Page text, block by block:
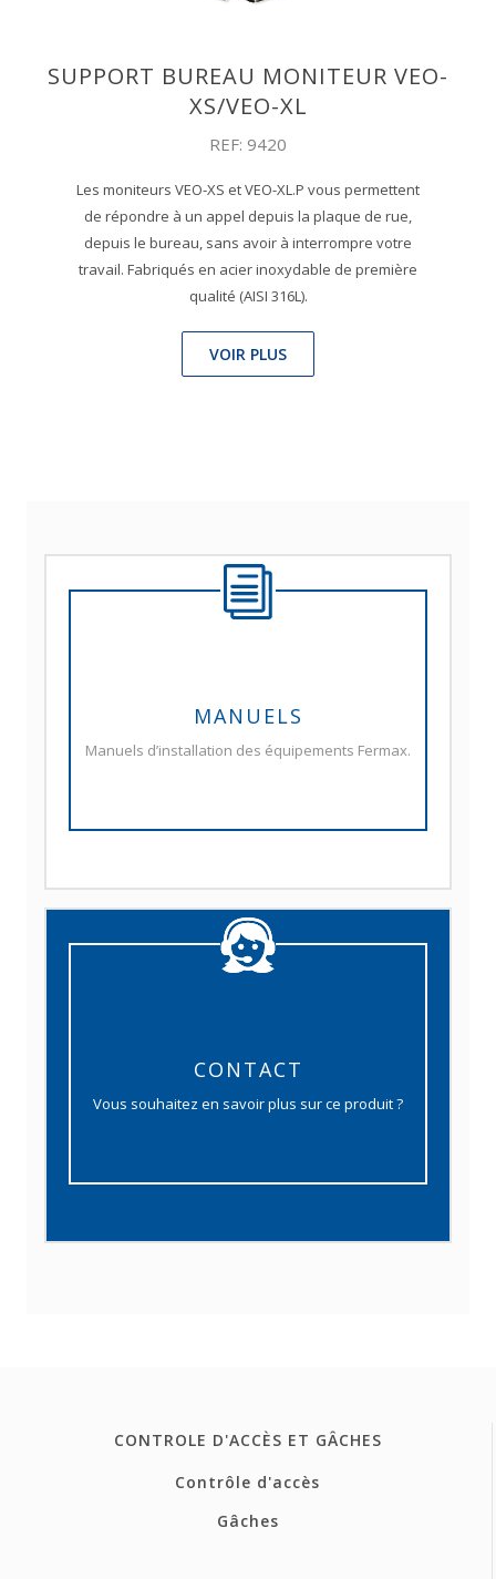
SUPPORT BUREAU MONITEUR VEO-
XS/VEO-XL
REF: 9420
Les moniteurs VEO-XS et VEO-XL.P vous permettent
de répondre à un appel depuis la plaque de rue,
depuis le bureau, sans avoir à interrompre votre
travail. Fabriqués en acier inoxydable de première
qualité (AISI 316L).
VOIR PLUS
MANUELS
Manuels d’installation des équipements Fermax.
CONTACT
Vous souhaitez en savoir plus sur ce produit ?
CONTROLE D'ACCÈS ET GÂCHES
Contrôle d'accès
Gâches